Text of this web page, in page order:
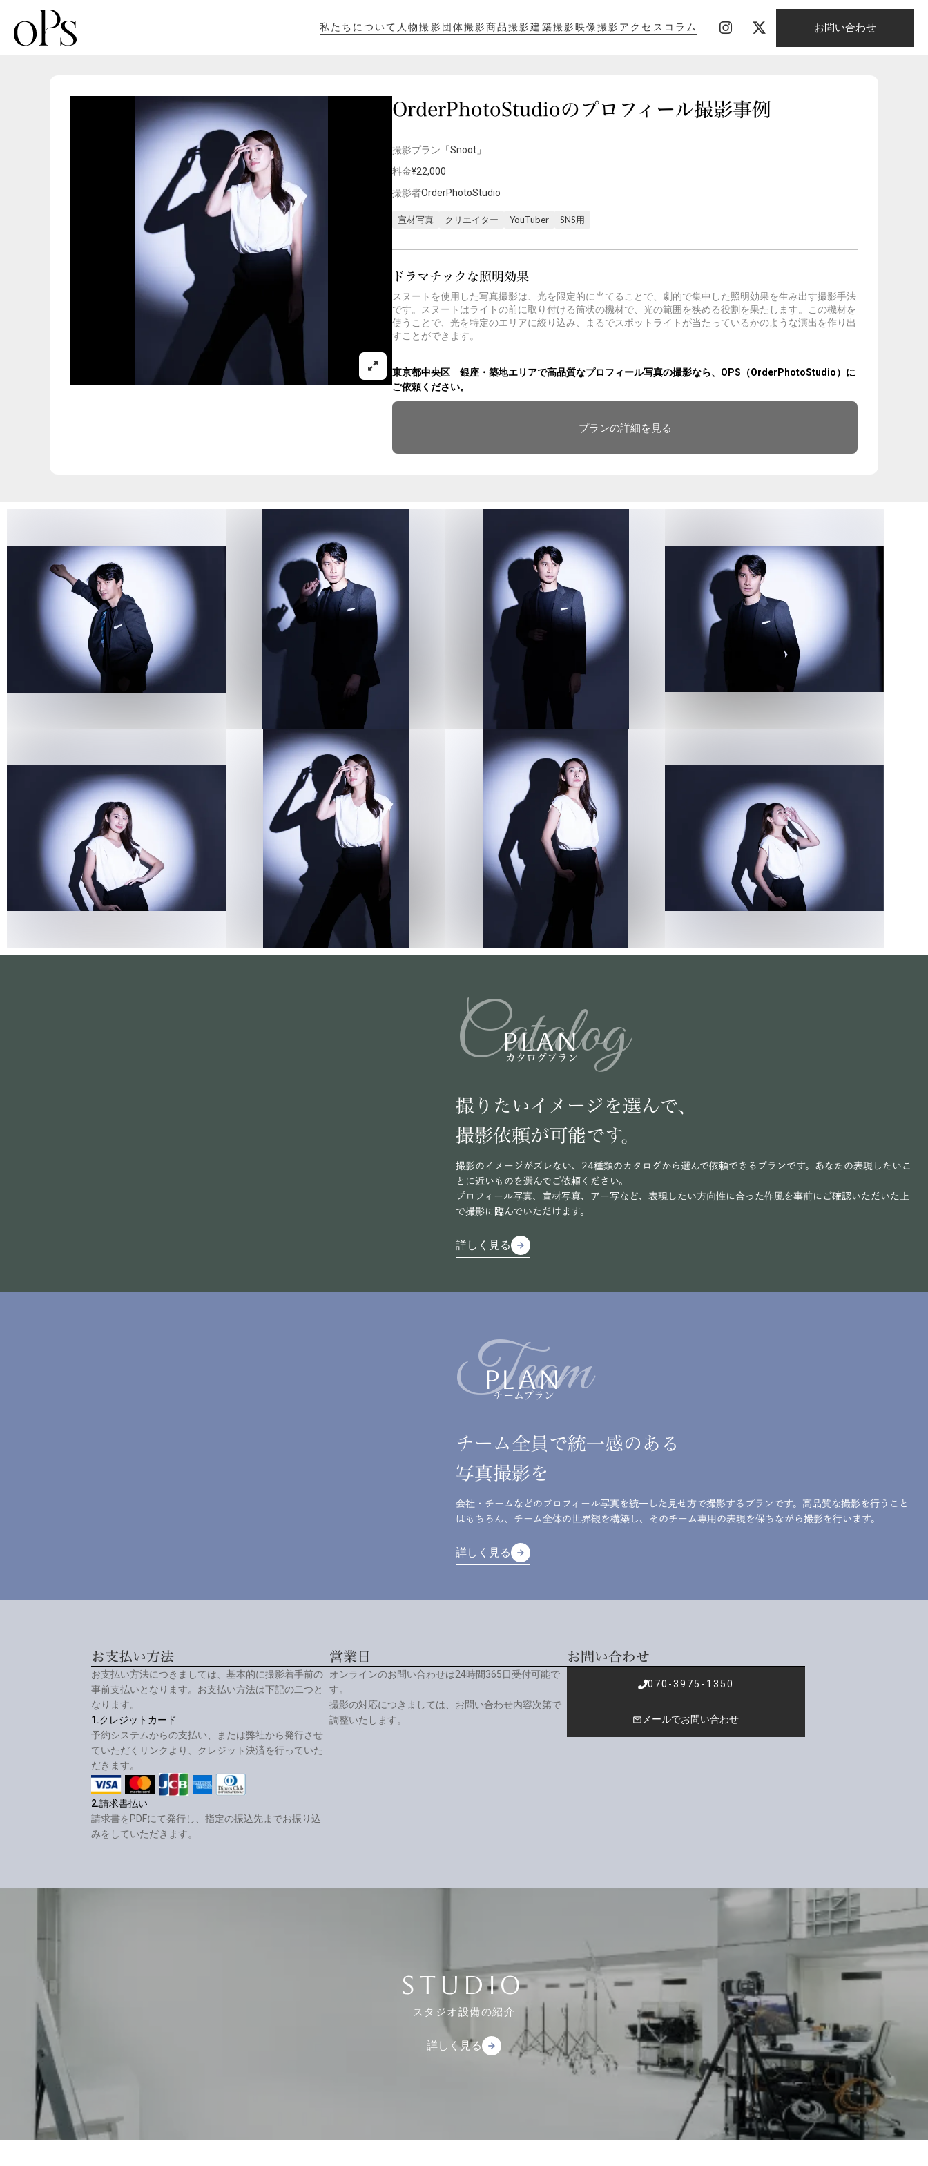
OrderPhotoStudioのプロフィール撮影事例
撮影プラン 「Snoot」
料金¥22,000
撮影者OrderPhotoStudio
宣材写真 クリエイター YouTuber SNS用
ドラマチックな照明効果
スヌートを使用した写真撮影は、光を限定的に当てることで、劇的で集中した照明効果を生み出す撮影手法
です。スヌートはライトの前に取り付ける筒状の機材で、光の範囲を狭める役割を果たします。この機材を
使うことで、光を特定のエリアに絞り込み、まるでスポットライトが当たっているかのような演出を作り出
すことができます。
東京都中央区 銀座・築地エリアで高品質なプロフィール写真の撮影なら、OPS（OrderPhotoStudio）に
ご依頼ください。
プランの詳細を見る
私たちについて 人物撮影団体撮影商品撮影建築撮影映像撮影アクセス コラム お問い合わせ
Catalog
PLAN
カタログプラン
撮りたいイメージを選んで、
撮影依頼が可能です。
撮影のイメージがズレない、24種類のカタログから選んで依頼できるプランです。あなたの表現したいこ
とに近いものを選んでご依頼ください。
プロフィール写真、宣材写真、アー写など、表現したい方向性に合った作風を事前にご確認いただいた上
で撮影に臨んでいただけます。
詳しく見る
詳しく見る
arrow_forward
arrow_forward
Team
PLAN
チームプラン
チーム全員で統一感のある
写真撮影を
会社・チームなどのプロフィール写真を統一した見せ方で撮影するプランです。高品質な撮影を行うこと
はもちろん、チーム全体の世界観を構築し、そのチーム専用の表現を保ちながら撮影を行います。
詳しく見る
詳しく見る
arrow_forward
arrow_forward
お支払い方法
お支払い方法につきましては、基本的に撮影着手前の
事前支払いとなります。お支払い方法は下記の二つと
なります。
1.クレジットカード
予約システムからの支払い、または弊社から発行させ
ていただくリンクより、クレジット決済を行っていた
だきます。
2.請求書払い
請求書をPDFにて発行し、指定の振込先までお振り込
みをしていただきます。
営業日
オンラインのお問い合わせは24時間365日受付可能で
す。
撮影の対応につきましては、お問い合わせ内容次第で
調整いたします。
お問い合わせ
070-3975-1350
mail_outline メールでお問い合わせ
STUDIO
スタジオ設備の紹介
詳しく見る
詳しく見る
arrow_forward
arrow_forward